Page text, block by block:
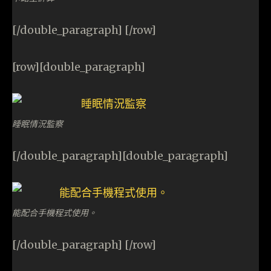
[/double_paragraph] [/row]
[row][double_paragraph]
睡眠情況監察
[/double_paragraph][double_paragraph]
能配合手機程式使用。
[/double_paragraph] [/row]